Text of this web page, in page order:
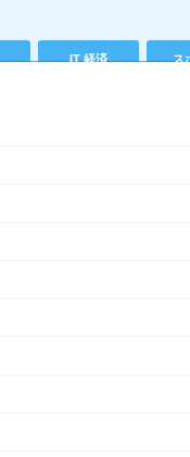
IT 経済 ス